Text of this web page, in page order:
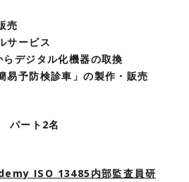
売
サービス
デジタル化機器の取換
易予防検診車」の製作・販売
ート2名
ISO 13485内部監査員研